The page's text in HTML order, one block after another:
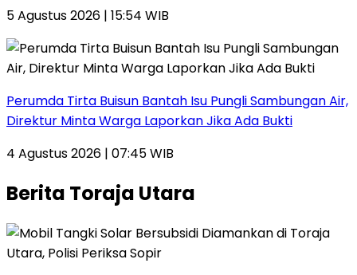
5 Agustus 2026 | 15:54 WIB
Perumda Tirta Buisun Bantah Isu Pungli Sambungan Air,
Direktur Minta Warga Laporkan Jika Ada Bukti
4 Agustus 2026 | 07:45 WIB
Berita Toraja Utara